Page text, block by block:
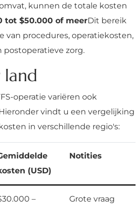
kunnen de totale kosten
tot $50.000 of meerDit bereik
van procedures, operatiekosten,
zorg.
land
operatie variëren ook
vindt u een vergelijking
in verschillende regio's:
(USD)
Notities
–
Grote vraag